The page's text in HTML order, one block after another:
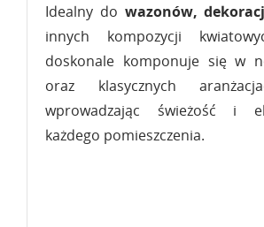
Idealny do wazonów,
innych kompozycji
doskonale komponuje się w
oraz klasycznych
wprowadzając świeżość i
każdego pomieszczenia.